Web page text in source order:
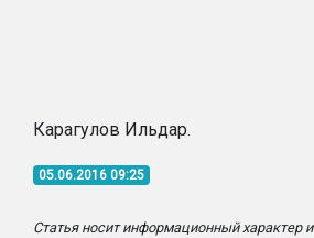
Карагулов Ильдар.
05.06.2016 09:25
Статья носит информационный характер